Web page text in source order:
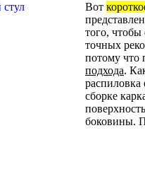
Вот
того, чтобы
точных
потому что
подхода.
распиловка
сборке
боковины.